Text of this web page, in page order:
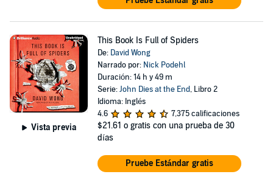
Vista previa
This Book Is Full of Spiders
De: David Wong
Narrado por: Nick Podehl
Duración: 14 h y 49 m
Serie:John Dies at the End, Libro 2
Idioma: Inglés
4.6
7,375 calificaciones
$21.61 o gratis con una prueba de 30
días
Pruebe Estándar gratis